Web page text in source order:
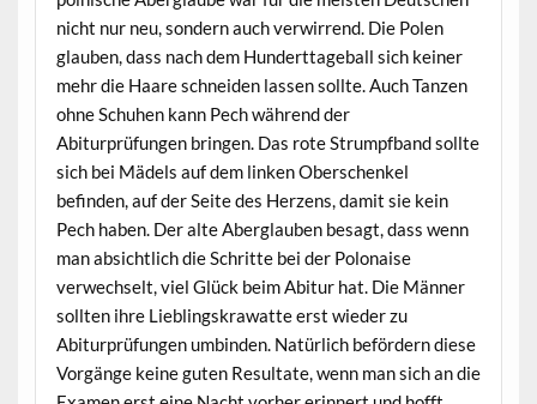
nicht nur neu, sondern auch verwirrend. Die Polen
glauben, dass nach dem Hunderttageball sich keiner
mehr die Haare schneiden lassen sollte. Auch Tanzen
ohne Schuhen kann Pech während der
Abiturprüfungen bringen. Das rote Strumpfband sollte
sich bei Mädels auf dem linken Oberschenkel
befinden, auf der Seite des Herzens, damit sie kein
Pech haben. Der alte Aberglauben besagt, dass wenn
man absichtlich die Schritte bei der Polonaise
verwechselt, viel Glück beim Abitur hat. Die Männer
sollten ihre Lieblingskrawatte erst wieder zu
Abiturprüfungen umbinden. Natürlich befördern diese
Vorgänge keine guten Resultate, wenn man sich an die